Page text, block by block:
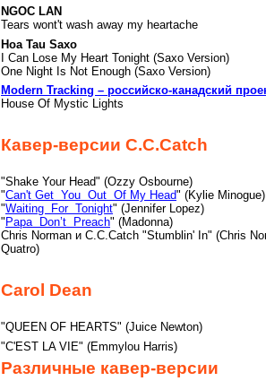
NGOC LAN
Tears wont't wash away my heartache
Hoa Tau Saxo
I Can Lose My Heart Tonight (Saxo Version)
One Night Is Not Enough (Saxo Version)
Modern Tracking – российско-канадский
House Of Mystic Lights
Кавер-версии C.C.Catch
"Shake Your Head" (Ozzy Osbourne)
"Can't Get You Out Of My Head" (Kylie Minogue)
"Waiting For Tonight" (Jennifer Lopez)
" Papa Don’t Preach" (Madonna)
Chris Norman и C.C.Catch "Stumblin' In" (Chris
Quatro)
Carol Dean
"QUEEN OF HEARTS" (Juice Newton)
"C'EST LA VIE" (Emmylou Harris)
Различные кавер-версии